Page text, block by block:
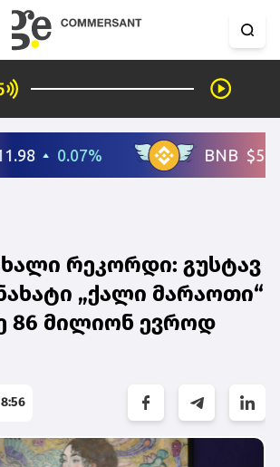
რეკორდი: გუსტავ
„ქალი მარაოთი“
86 მილიონ ევროდ